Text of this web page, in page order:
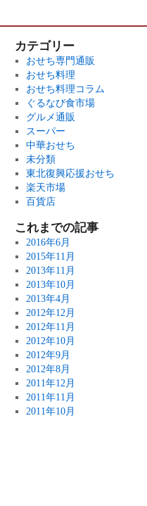
カテゴリー
おせち専門通販
おせち料理
おせち料理コラム
ぐるなび食市場
グルメ通販
スーパー
中華おせち
未分類
東北復興応援おせち
楽天市場
百貨店
これまでの記事
2016年6月
2015年11月
2013年11月
2013年10月
2013年4月
2012年12月
2012年11月
2012年10月
2012年9月
2012年8月
2011年12月
2011年11月
2011年10月